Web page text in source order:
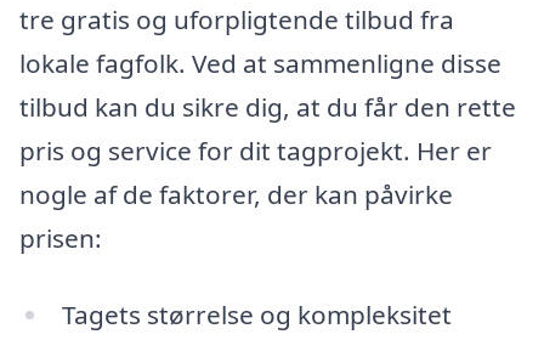
tre gratis og uforpligtende tilbud fra
lokale fagfolk. Ved at sammenligne disse
tilbud kan du sikre dig, at du får den rette
pris og service for dit tagprojekt. Her er
nogle af de faktorer, der kan påvirke
prisen:
Tagets størrelse og kompleksitet